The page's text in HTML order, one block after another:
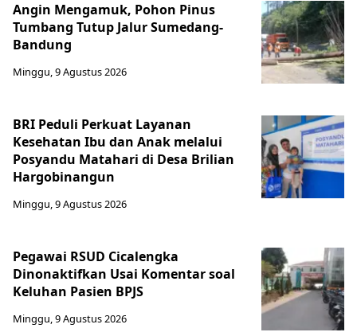
Angin Mengamuk, Pohon Pinus
Tumbang Tutup Jalur Sumedang-
Bandung
Minggu, 9 Agustus 2026
BRI Peduli Perkuat Layanan
Kesehatan Ibu dan Anak melalui
Posyandu Matahari di Desa Brilian
Hargobinangun
Minggu, 9 Agustus 2026
Pegawai RSUD Cicalengka
Dinonaktifkan Usai Komentar soal
Keluhan Pasien BPJS
Minggu, 9 Agustus 2026